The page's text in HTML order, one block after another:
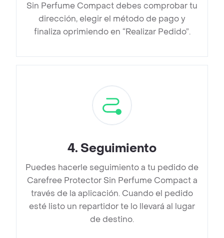
Sin Perfume Compact debes comprobar tu
dirección, elegir el método de pago y
finaliza oprimiendo en “Realizar Pedido”.
4. Seguimiento
Puedes hacerle seguimiento a tu pedido de
Carefree Protector Sin Perfume Compact a
través de la aplicación. Cuando el pedido
esté listo un repartidor te lo llevará al lugar
de destino.